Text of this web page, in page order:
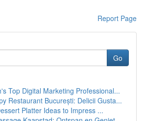
Report Page
Go
Top Digital Marketing Professional...
Restaurant București: Delicii Gusta...
Platter Ideas to Impress ...